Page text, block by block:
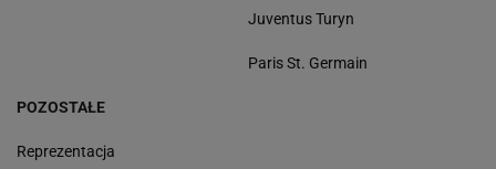
Juventus Turyn
Paris St. Germain
POZOSTAŁE
Reprezentacja